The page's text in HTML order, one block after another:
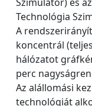
Technológia
A
koncentrál
hálózatot
perc
Az alállomási
technológiát